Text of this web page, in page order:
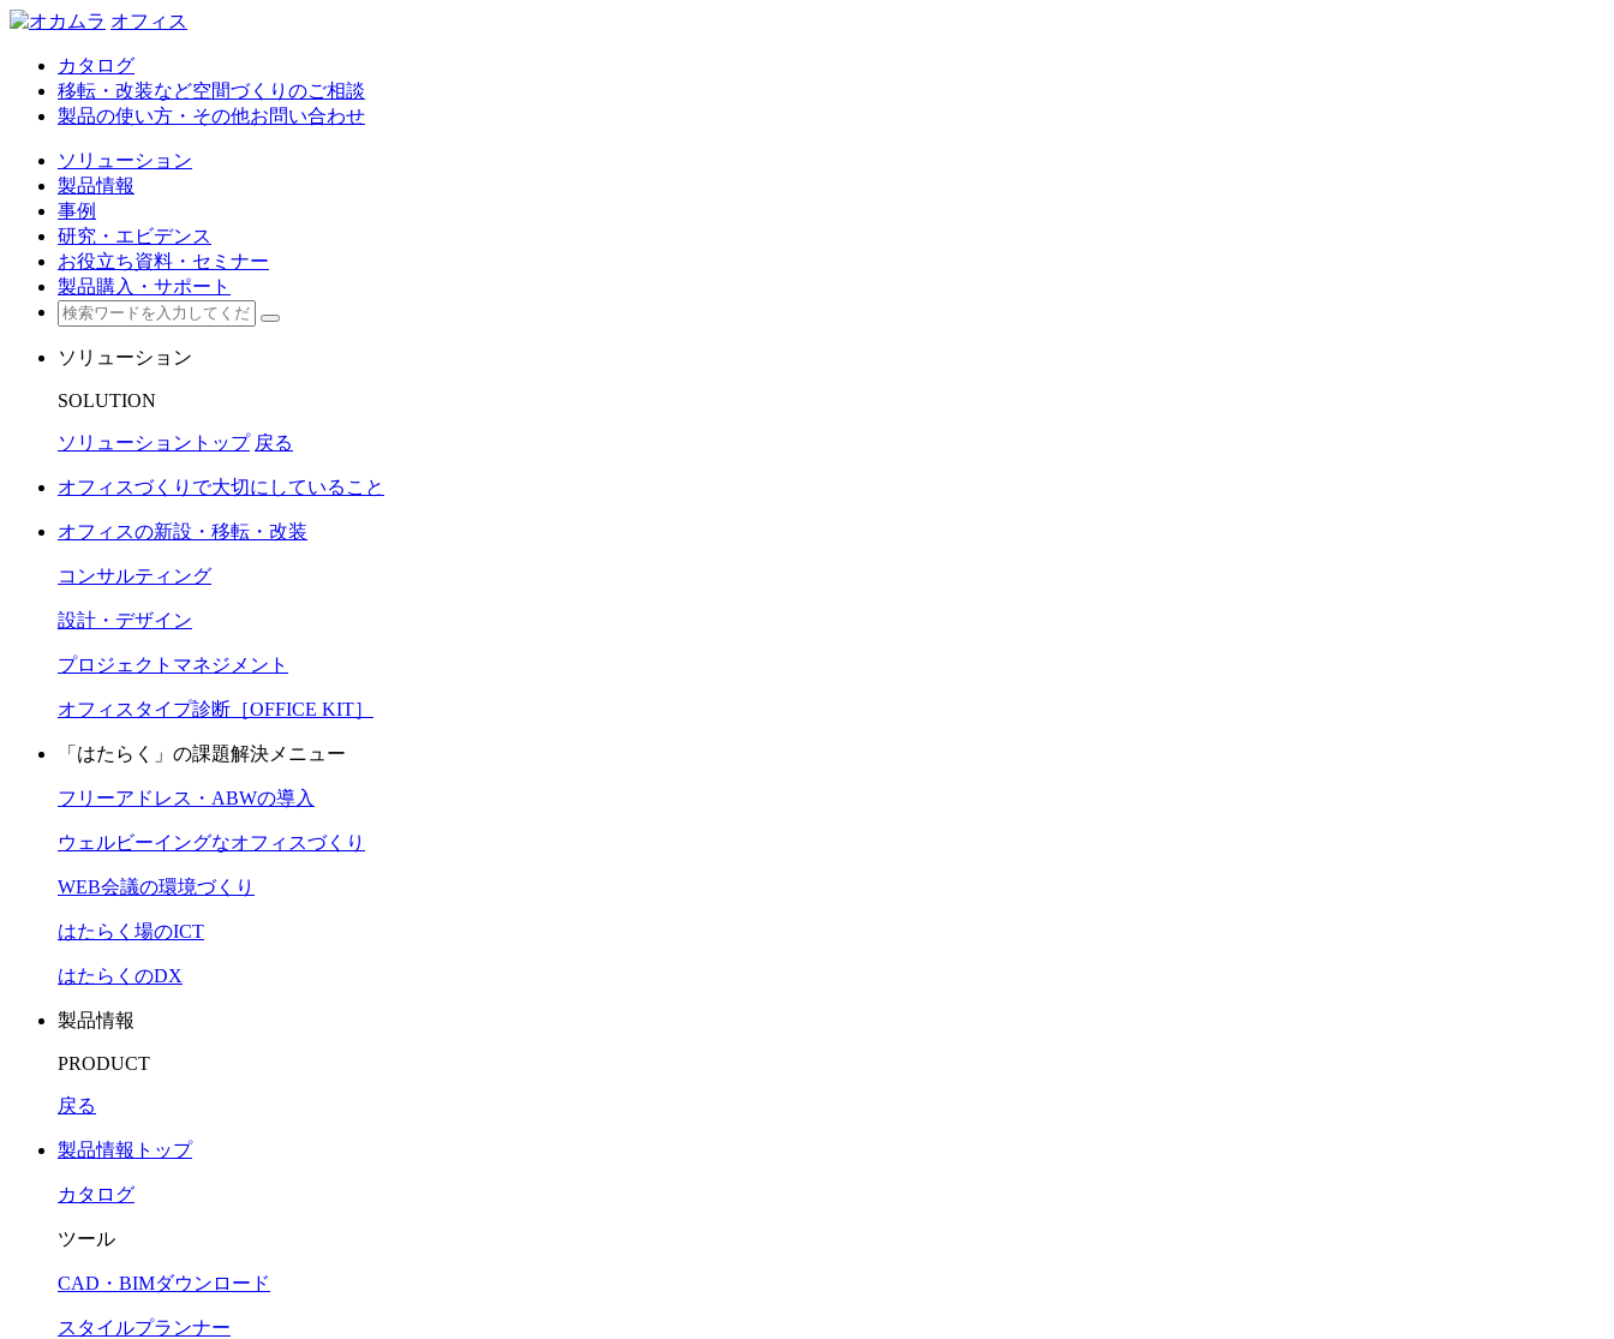
オフィス
カタログ
移転・改装など空間づくりのご相談
製品の使い方・その他お問い合わせ
ソリューション
製品情報
事例
研究・エビデンス
お役立ち資料・セミナー
製品購入・サポート
ソリューション
SOLUTION
ソリューショントップ 戻る
オフィスづくりで大切にしていること
オフィスの新設・移転・改装
コンサルティング
設計・デザイン
プロジェクトマネジメント
オフィスタイプ診断［OFFICE KIT］
「はたらく」の課題解決メニュー
フリーアドレス・ABWの導入
ウェルビーイングなオフィスづくり
WEB会議の環境づくり
はたらく場のICT
はたらくのDX
製品情報
PRODUCT
戻る
製品情報トップ
カタログ
ツール
CAD・BIMダウンロード
スタイルプランナー